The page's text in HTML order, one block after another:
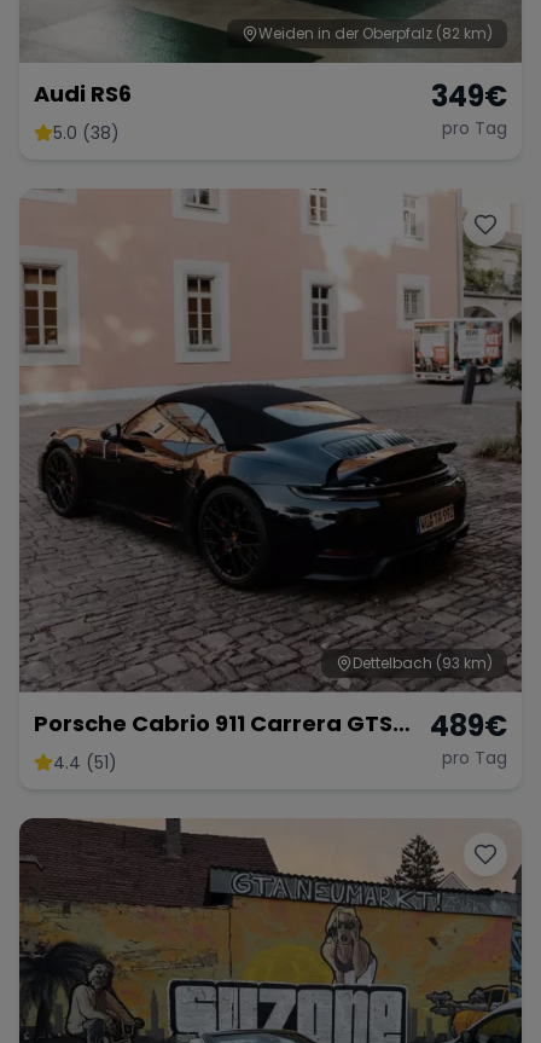
Weiden in der Oberpfalz (82 km)
Audi RS6
5.0 (38)
349€
pro Tag
Dettelbach (93 km)
Porsche Cabrio 911 Carrera GTS
mieten
4.4 (51)
489€
pro Tag